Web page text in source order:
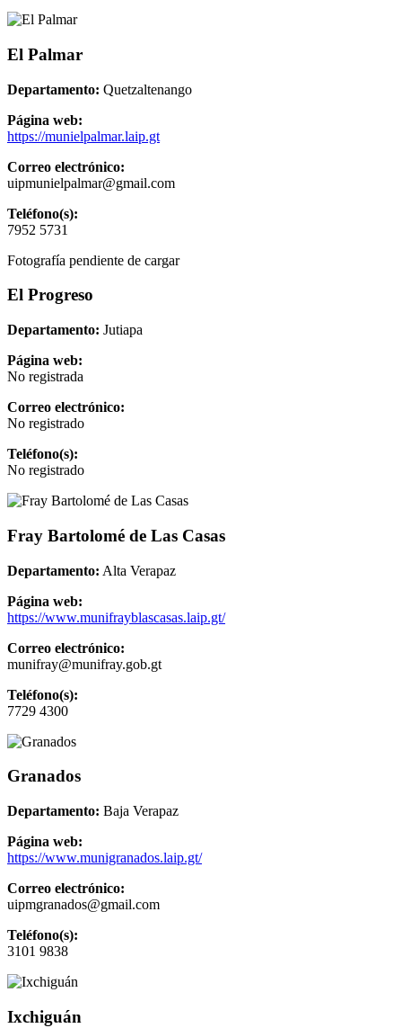
El Palmar
Departamento: Quetzaltenango
Página web:
https://munielpalmar.laip.gt
Correo electrónico:
uipmunielpalmar@gmail.com
Teléfono(s):
7952 5731
Fotografía pendiente de cargar
El Progreso
Departamento: Jutiapa
Página web:
No registrada
Correo electrónico:
No registrado
Teléfono(s):
No registrado
Fray Bartolomé de Las Casas
Departamento: Alta Verapaz
Página web:
https://www.munifrayblascasas.laip.gt/
Correo electrónico:
munifray@munifray.gob.gt
Teléfono(s):
7729 4300
Granados
Departamento: Baja Verapaz
Página web:
https://www.munigranados.laip.gt/
Correo electrónico:
uipmgranados@gmail.com
Teléfono(s):
3101 9838
Ixchiguán